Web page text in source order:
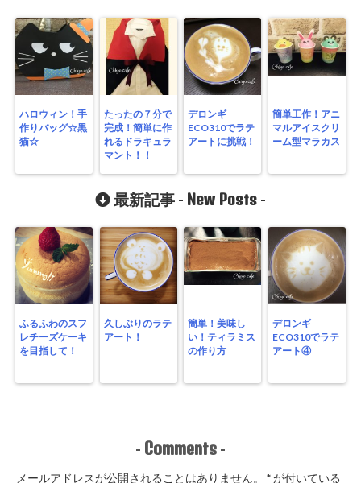
ハロウィン！手
作りバッグ☆黒
猫☆
たったの７分で
完成！簡単に作
れるドラキュラ
マント！！
デロンギ
ECO310でラテ
アートに挑戦！
簡単工作！アニ
マルアイスクリ
ーム型マラカス
最新記事 - New Posts -
ふるふわのスフ
レチーズケーキ
を目指して！
久しぶりのラテ
アート！
簡単！美味し
い！ティラミス
の作り方
デロンギ
ECO310でラテ
アート④
- Comments -
メールアドレスが公開されることはありません。 *が付いている